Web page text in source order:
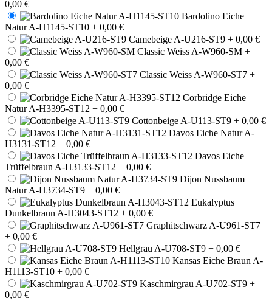
0,00 €
Bardolino Eiche
Natur A-H1145-ST10 + 0,00 €
Camebeige A-U216-ST9 + 0,00 €
Classic Weiss A-W960-SM +
0,00 €
Classic Weiss A-W960-ST7 +
0,00 €
Corbridge Eiche
Natur A-H3395-ST12 + 0,00 €
Cottonbeige A-U113-ST9 + 0,00 €
Davos Eiche Natur A-
H3131-ST12 + 0,00 €
Davos Eiche
Trüffelbraun A-H3133-ST12 + 0,00 €
Dijon Nussbaum
Natur A-H3734-ST9 + 0,00 €
Eukalyptus
Dunkelbraun A-H3043-ST12 + 0,00 €
Graphitschwarz A-U961-ST7
+ 0,00 €
Hellgrau A-U708-ST9 + 0,00 €
Kansas Eiche Braun A-
H1113-ST10 + 0,00 €
Kaschmirgrau A-U702-ST9 +
0,00 €